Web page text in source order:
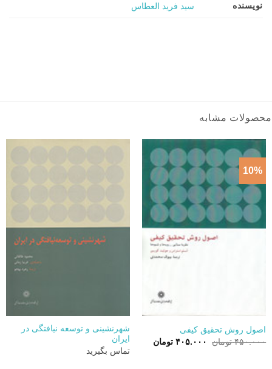
نویسنده سید فرید العطاس
محصولات مشابه
10%
اصول روش تحقیق کیفی
۴۵۰.۰۰۰ تومان
قیمت
۴۰۵.۰۰۰ تومانقیمت
۴۰۵.۰۰۰ تومان.
شهرنشینی و توسعه نیافتگی در
ایران
تماس بگیرید